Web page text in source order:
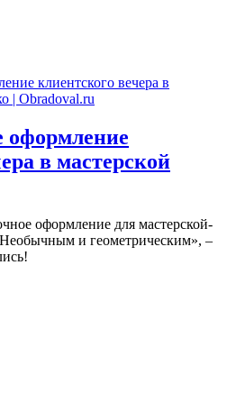
оформление
в мастерской
оформление для мастерской-
и геометрическим», –